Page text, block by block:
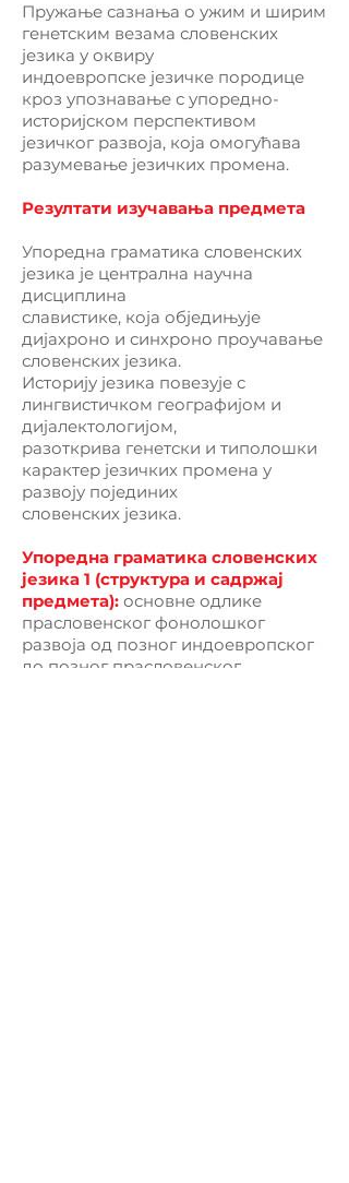
Пружање сазнања о ужим и ширим
генетским везама словенских
језика у оквиру
индоевропске језичке породице
кроз упознавање с упоредно-
историјском перспективом
језичког развоја, која омогућава
разумевање језичких промена.
Резултати изучавања предмета
Упоредна граматика словенских
језика је централна научна
дисциплина
славистике, која обједињује
дијахроно и синхроно проучавање
словенских језика.
Историју језика повезује с
лингвистичком географијом и
дијалектологијом,
разоткрива генетски и типолошки
карактер језичких промена у
развоју појединих
словенских језика.
Упоредна граматика словенских
језика 1 (структура и садржај
предмета): основне одлике
прасловенског фонолошког
развоја од позног индоевропског
до позног прасловенског.